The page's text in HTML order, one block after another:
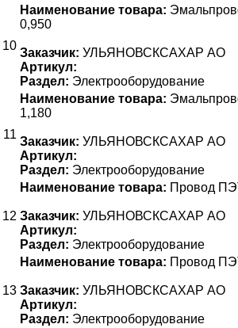
10
Наименование товара:
0,950
Заказчик: УЛЬЯНОВСКСАХАР АО
Артикул:
Раздел: Электрооборудование
11
Наименование товара:
1,180
Заказчик: УЛЬЯНОВСКСАХАР АО
Артикул:
Раздел: Электрооборудование
12
Наименование товара: Провод
Заказчик: УЛЬЯНОВСКСАХАР АО
Артикул:
Раздел: Электрооборудование
13
Наименование товара: Провод
Заказчик: УЛЬЯНОВСКСАХАР АО
Артикул:
Раздел: Электрооборудование